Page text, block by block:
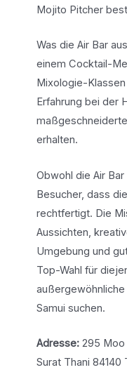
Mojito Pitcher
Was die Air Bar
einem Cocktail-
Mixologie-
Erfahrung bei der
erhalten.
Obwohl die Air
Besucher, dass
rechtfertigt. Die
Aussichten,
Umgebung und
Top-Wahl für
außergewöhnliche
Samui suchen.
Adresse:295 Moo
Surat Thani 84140